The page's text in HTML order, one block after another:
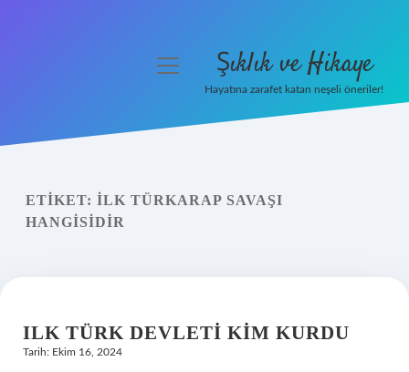
Yasal Uyarı
menüyü
Şıklık ve Hikaye
Hayatına zarafet katan neşeli öneriler!
ETIKET: İLK TÜRKARAP SAVAŞI
HANGISIDIR
ILK TÜRK DEVLETI KIM KURDU
Tarih: Ekim 16, 2024